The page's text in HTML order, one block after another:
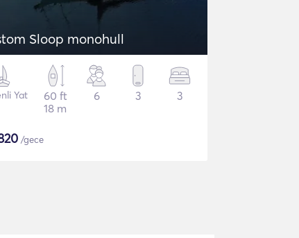
Sloop monohull
Yat
60 ft
18 m
6 3 3
/gece